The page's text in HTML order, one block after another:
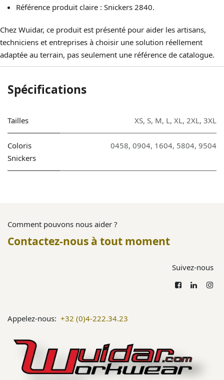
Référence produit claire : Snickers 2840.
Chez Wuidar, ce produit est présenté pour aider les artisans,
techniciens et entreprises à choisir une solution réellement
adaptée au terrain, pas seulement une référence de catalogue.
Spécifications
Tailles XS, S, M, L, XL, 2XL, 3XL
Coloris
Snickers
0458, 0904, 1604, 5804, 9504
Comment pouvons nous aider ?
Contactez-nous à tout moment
Suivez-nous
Appelez-nous: +32 (0)4-222.34.23